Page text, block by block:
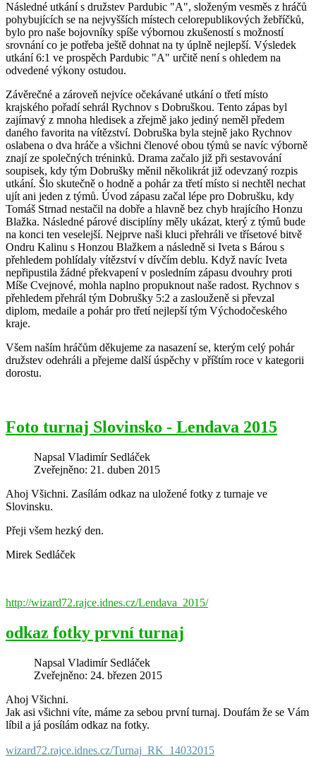
Následné utkání s družstev Pardubic "A", složeným vesměs z hráčů
pohybujících se na nejvyšších místech celorepublikových žebříčků,
bylo pro naše bojovníky spíše výbornou zkušeností s možností
srovnání co je potřeba ještě dohnat na ty úplně nejlepší. Výsledek
utkání 6:1 ve prospěch Pardubic "A" určitě není s ohledem na
odvedené výkony ostudou.
Závěrečné a zároveň nejvíce očekávané utkání o třetí místo
krajského pořadí sehrál Rychnov s Dobruškou. Tento zápas byl
zajímavý z mnoha hledisek a zřejmě jako jediný neměl předem
daného favorita na vítězství. Dobruška byla stejně jako Rychnov
oslabena o dva hráče a všichni členové obou týmů se navíc výborně
znají ze společných tréninků. Drama začalo již při sestavování
soupisek, kdy tým Dobrušky měnil několikrát již odevzaný rozpis
utkání. Šlo skutečně o hodně a pohár za třetí místo si nechtěl nechat
ujít ani jeden z týmů. Úvod zápasu začal lépe pro Dobrušku, kdy
Tomáš Strnad nestačil na dobře a hlavně bez chyb hrajícího Honzu
Blažka. Následné párové disciplíny měly ukázat, který z týmů bude
na konci ten veselejší. Nejprve naši kluci přehráli ve třísetové bitvě
Ondru Kalinu s Honzou Blažkem a následně si Iveta s Bárou s
přehledem pohlídaly vítězství v dívčím deblu. Když navíc Iveta
nepřipustila žádné překvapení v posledním zápasu dvouhry proti
Míše Cvejnové, mohla naplno propuknout naše radost. Rychnov s
přehledem přehrál tým Dobrušky 5:2 a zaslouženě si převzal
diplom, medaile a pohár pro třetí nejlepší tým Východočeského
kraje.
Všem naším hráčům děkujeme za nasazení se, kterým celý pohár
družstev odehráli a přejeme další úspěchy v příštím roce v kategorii
dorostu.
Foto turnaj Slovinsko - Lendava 2015
Napsal Vladimír Sedláček
Zveřejněno: 21. duben 2015
Ahoj Všichni. Zasílám odkaz na uložené fotky z turnaje ve
Slovinsku.
Přeji všem hezký den.
Mirek Sedláček
http://wizard72.rajce.idnes.cz/Lendava_2015/
odkaz fotky první turnaj
Napsal Vladimír Sedláček
Zveřejněno: 24. březen 2015
Ahoj Všichni.
Jak asi všichni víte, máme za sebou první turnaj. Doufám že se Vám
líbil a já posílám odkaz na fotky.
wizard72.rajce.idnes.cz/Turnaj_RK_14032015